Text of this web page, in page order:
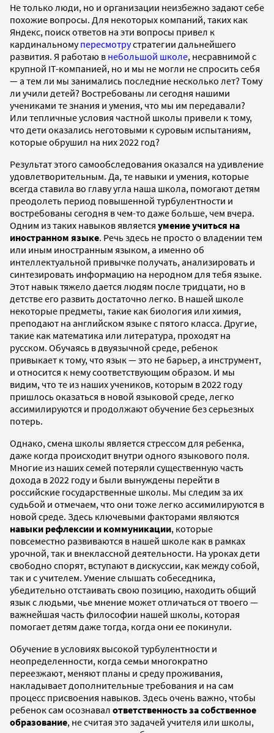
Не только люди, но и организации неизбежно задают себе
похожие вопросы. Для некоторых компаний, таких как
Яндекс, поиск ответов на эти вопросы привел к
кардинальномупересмотрустратегии дальнейшего
развития. Я работаю в небольшой школе, несравнимой с
крупной IT-компанией, но и мы не могли не спросить себя
— а тем ли мы занимались последние несколько лет? Тому
ли учили детей? Востребованы ли сегодня нашими
учениками те знания и умения, что мы им передавали?
Или тепличные условия частной школы привели к тому,
что дети оказались неготовыми к суровым испытаниям,
которые обрушил на них 2022 год?
Результат этого самообследования оказался на удивление
удовлетворительным. Да, те навыки и умения, которые
всегда ставила во главу угла наша школа, помогают детям
преодолеть период повышенной турбулентности и
востребованы сегодня в чем-то даже больше, чем вчера.
Одним из таких навыков является умение учиться на
иностранном языке. Речь здесь не просто о владении тем
или иным иностранным языком, а именно об
интеллектуальной привычке получать, анализировать и
синтезировать информацию на неродном для тебя языке.
Этот навык тяжело дается людям после тридцати, но в
детстве его развить достаточно легко. В нашей школе
некоторые предметы, такие как биология или химия,
преподают на английском языке с пятого класса. Другие,
такие как математика или литература, проходят на
русском. Обучаясь в двуязычной среде, ребенок
привыкает к тому, что язык — это не барьер, а инструмент,
и относится к нему соответствующим образом. И мы
видим, что те из наших учеников, которым в 2022 году
пришлось оказаться в новой языковой среде, легко
ассимилируются и продолжают обучение без серьезных
потерь.
Однако, смена школы является стрессом для ребенка,
даже когда происходит внутри одного языкового поля.
Многие из наших семей потеряли существенную часть
дохода в 2022 году и были вынуждены перейти в
российские государственные школы. Мы следим за их
судьбой и отмечаем, что они тоже легко ассимилируются в
новой среде. Здесь ключевыми факторами являются
навыки рефлексии и коммуникации, которые
повсеместно развиваются в нашей школе как в рамках
урочной, так и внеклассной деятельности. На уроках дети
свободно спорят, вступают в дискуссии, как между собой,
так и с учителем. Умение слышать собеседника,
убедительно отстаивать свою позицию, находить общий
язык с людьми, чье мнение может отличаться от твоего —
важнейшая часть философии нашей школы, которая
помогает детям даже тогда, когда они ее покинули.
Обучение в условиях высокой турбулентности и
неопределенности, когда семьи многократно
переезжают, меняют планы и среду проживания,
накладывает дополнительные требования и на сам
процесс присвоения навыков. Здесь очень важно, чтобы
ребенок сам осознавал ответственность за собственное
образование, не считая это задачей учителя или школы,